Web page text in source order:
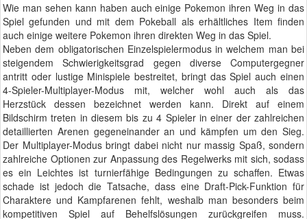
Wie man sehen kann haben auch einige Pokemon ihren Weg in das
Spiel gefunden und mit dem Pokeball als erhältliches Item finden
auch einige weitere Pokemon ihren direkten Weg in das Spiel.
Neben dem obligatorischen Einzelspielermodus in welchem man bei
steigendem Schwierigkeitsgrad gegen diverse Computergegner
antritt oder lustige Minispiele bestreitet, bringt das Spiel auch einen
4-Spieler-Multiplayer-Modus mit, welcher wohl auch als das
Herzstück dessen bezeichnet werden kann. Direkt auf einem
Bildschirm treten in diesem bis zu 4 Spieler in einer der zahlreichen
detaillierten Arenen gegeneinander an und kämpfen um den Sieg.
Der Multiplayer-Modus bringt dabei nicht nur massig Spaß, sondern
zahlreiche Optionen zur Anpassung des Regelwerks mit sich, sodass
es ein Leichtes ist turnierfähige Bedingungen zu schaffen. Etwas
schade ist jedoch die Tatsache, dass eine Draft-Pick-Funktion für
Charaktere und Kampfarenen fehlt, weshalb man besonders beim
kompetitiven Spiel auf Behelfslösungen zurückgreifen muss.